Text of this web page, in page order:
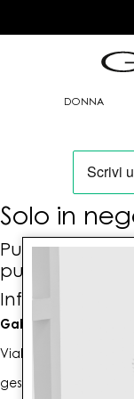
DONNA
Solo in
Puoi trovare
punti vendita:
Info contatti
Gaballo Mario srl
Viale G. Matteotti n.